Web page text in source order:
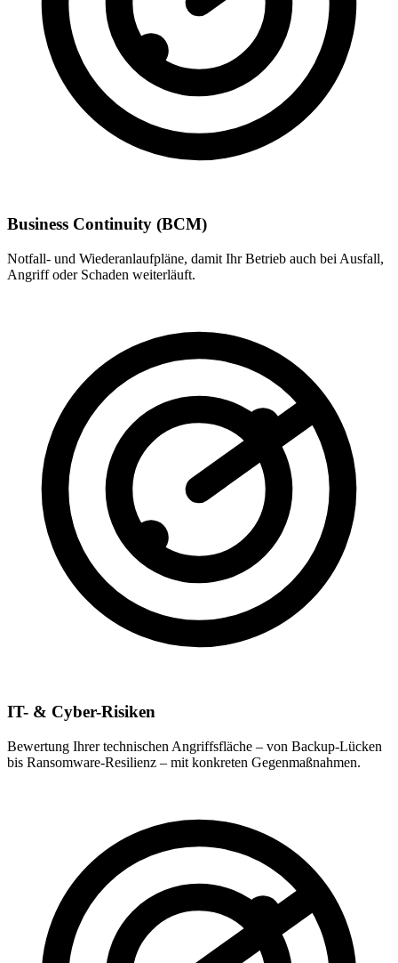
Business Continuity (BCM)
Notfall- und Wiederanlaufpläne, damit Ihr Betrieb auch bei Ausfall,
Angriff oder Schaden weiterläuft.
IT- & Cyber-Risiken
Bewertung Ihrer technischen Angriffsfläche – von Backup-Lücken
bis Ransomware-Resilienz – mit konkreten Gegenmaßnahmen.